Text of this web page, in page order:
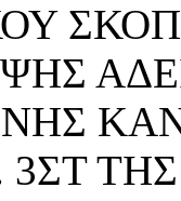
ΤΗΣ